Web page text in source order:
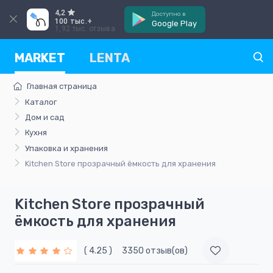
4,2
100 тыс.+
1,92 тыс. отзыва
Доступно в
Google Play
MARKET LENTA
Главная страница
Каталог
Дом и сад
Кухня
Упаковка и хранения
Kitchen Store прозрачный ёмкость для хранения
Kitchen Store прозрачный
ёмкость для хранения
( 4.25 ) 3350 отзыв(ов)